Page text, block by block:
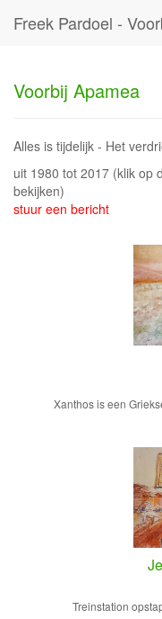
Freek Pardoel -
Voorbij Apamea
Alles is tijdelijk - Het
uit 1980 tot 2017 (klik op
bekijken)
stuur een bericht
Xanthos is een
Treinstation